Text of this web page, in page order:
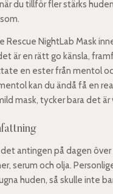
du tillför fler stärks
Rescue NightLab Mask
är en rätt go känsla,
en ester från mentol
kan du ändå få en
mask, tycker bara det
det antingen på dagen
serum och olja.
huden, så skulle inte